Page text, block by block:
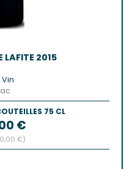
LAFITE 2015
75 CL
€
€)